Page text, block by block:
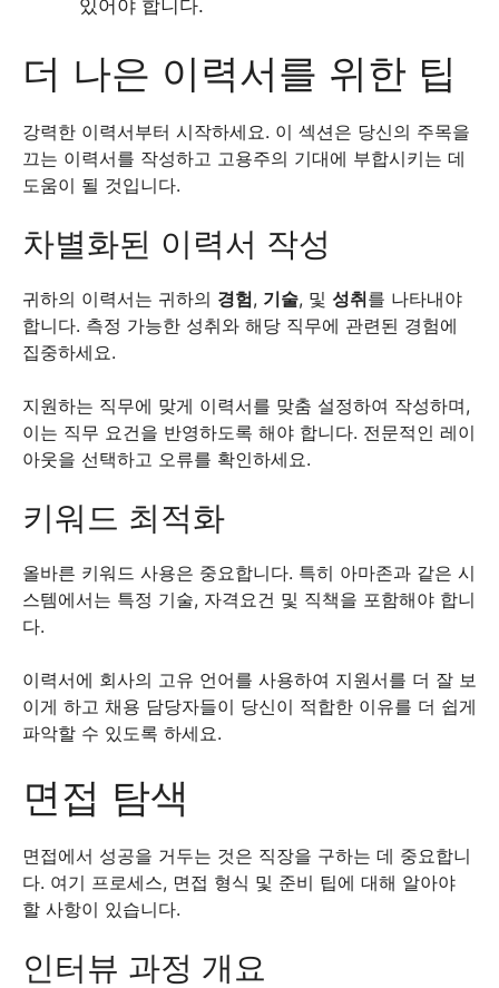
있어야 합니다.
더 나은 이력서를 위한 팁
강력한 이력서부터 시작하세요. 이 섹션은 당신의 주목을
끄는 이력서를 작성하고 고용주의 기대에 부합시키는 데
도움이 될 것입니다.
차별화된 이력서 작성
귀하의 이력서는 귀하의 경험, 기술, 및 성취를 나타내야
합니다. 측정 가능한 성취와 해당 직무에 관련된 경험에
집중하세요.
지원하는 직무에 맞게 이력서를 맞춤 설정하여 작성하며,
이는 직무 요건을 반영하도록 해야 합니다. 전문적인 레이
아웃을 선택하고 오류를 확인하세요.
키워드 최적화
올바른 키워드 사용은 중요합니다. 특히 아마존과 같은 시
스템에서는 특정 기술, 자격요건 및 직책을 포함해야 합니
다.
이력서에 회사의 고유 언어를 사용하여 지원서를 더 잘 보
이게 하고 채용 담당자들이 당신이 적합한 이유를 더 쉽게
파악할 수 있도록 하세요.
면접 탐색
면접에서 성공을 거두는 것은 직장을 구하는 데 중요합니
다. 여기 프로세스, 면접 형식 및 준비 팁에 대해 알아야
할 사항이 있습니다.
인터뷰 과정 개요